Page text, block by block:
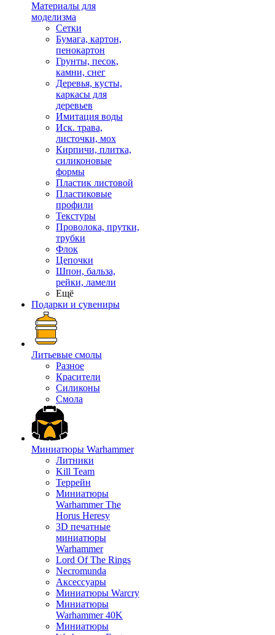
Материалы для
моделизма
Сетки
Бумага, картон,
пенокартон
Грунты, песок,
камни, снег
Деревья, кусты,
каркасы для
деревьев
Имитация воды
Иск. трава,
листочки, мох
Кирпичи, плитка,
силиконовые
формы
Пластик листовой
Пластиковые
профили
Текстуры
Проволока, прутки,
трубки
Флок
Цепочки
Шпон, бальза,
рейки, ламели
Ещё
Подарки и сувениры
Литьевые смолы
Разное
Красители
Силиконы
Смола
Миниатюры Warhammer
Литники
Kill Team
Террейн
Миниатюры
Warhammer The
Horus Heresy
3D печатные
миниатюры
Warhammer
Lord Of The Rings
Necromunda
Аксессуары
Миниатюры Warcry
Миниатюры
Warhammer 40K
Миниатюры